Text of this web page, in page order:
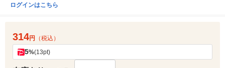
ログインはこちら
314円 （税込）
5%(13pt)